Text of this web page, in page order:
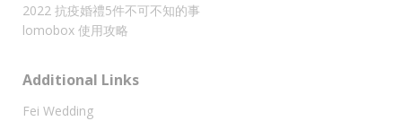
2022 抗疫婚禮5件不可不知的事
lomobox 使用攻略
Additional Links
Fei Wedding